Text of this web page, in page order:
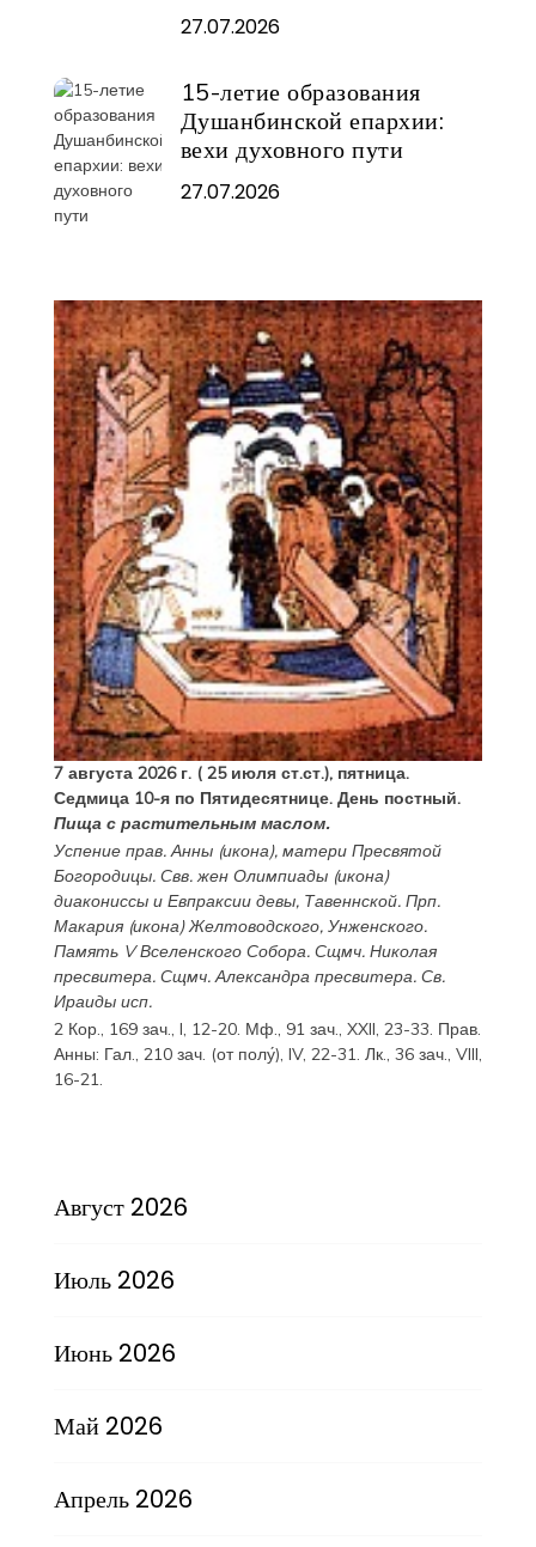
27.07.2026
15-летие образования
Душанбинской епархии:
вехи духовного пути
27.07.2026
7 августа 2026 г. ( 25 июля ст.ст.), пятница.
Седмица 10-я по Пятидесятнице. День постный.
Пища с растительным маслом.
Успение прав.Анны(икона), матери Пресвятой
Богородицы. Свв. жен Олимпиады(икона)
диакониссы и Евпраксиидевы, Тавеннской. Прп.
Макария(икона) Желтоводского, Унженского.
Память V Вселенского Собора. Сщмч. Николая
пресвитера. Сщмч.Александрапресвитера. Св.
Ираидыисп.
2 Кор., 169 зач., I, 12-20. Мф., 91 зач., XXII, 23-33. Прав.
Анны: Гал., 210 зач. (от полу́), IV, 22-31. Лк., 36 зач., VIII,
16-21.
Август 2026
Июль 2026
Июнь 2026
Май 2026
Апрель 2026